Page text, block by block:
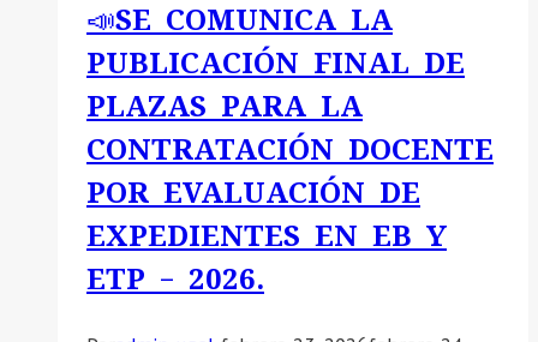
INFORMACIÓN
SOBRE
LA
EJECUTORA
DE
INFRAESTRUCTURA
EL
📣SE COMUNICA LA
PUBLICACIÓN FINAL DE
PLAZAS PARA LA
CONTRATACIÓN DOCENTE
POR EVALUACIÓN DE
EXPEDIENTES EN EB Y
ETP – 2026.